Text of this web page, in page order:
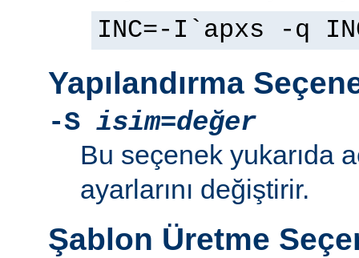
INC=-I`apxs -q
Yapılandırma
-S isim=değer
Bu seçenek yukarıda
ayarlarını değiştirir.
Şablon Üretme